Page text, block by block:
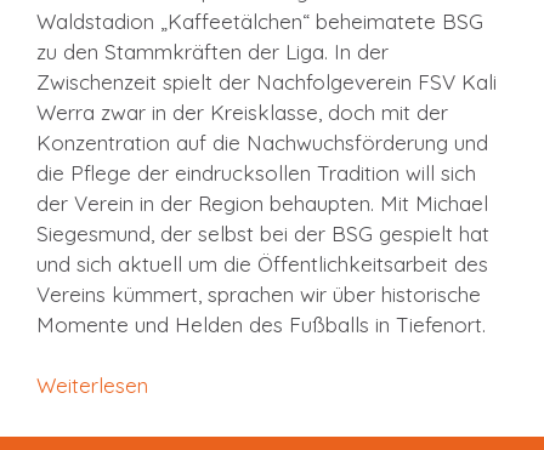
Waldstadion „Kaffeetälchen“ beheimatete BSG
zu den Stammkräften der Liga. In der
Zwischenzeit spielt der Nachfolgeverein FSV Kali
Werra zwar in der Kreisklasse, doch mit der
Konzentration auf die Nachwuchsförderung und
die Pflege der eindrucksollen Tradition will sich
der Verein in der Region behaupten. Mit Michael
Siegesmund, der selbst bei der BSG gespielt hat
und sich aktuell um die Öffentlichkeitsarbeit des
Vereins kümmert, sprachen wir über historische
Momente und Helden des Fußballs in Tiefenort.
Weiterlesen